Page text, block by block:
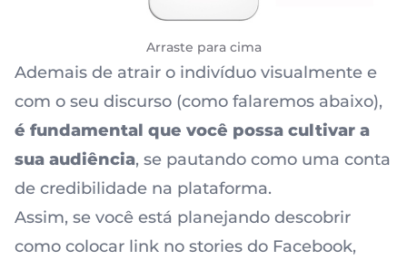
Arraste para cima
Ademais de atrair o indivíduo visualmente e
com o seu discurso (como falaremos abaixo),
é fundamental que você possa cultivar a
sua audiência, se pautando como uma conta
de credibilidade na plataforma.
Assim, se você está planejando descobrir
como colocar link no stories do Facebook,